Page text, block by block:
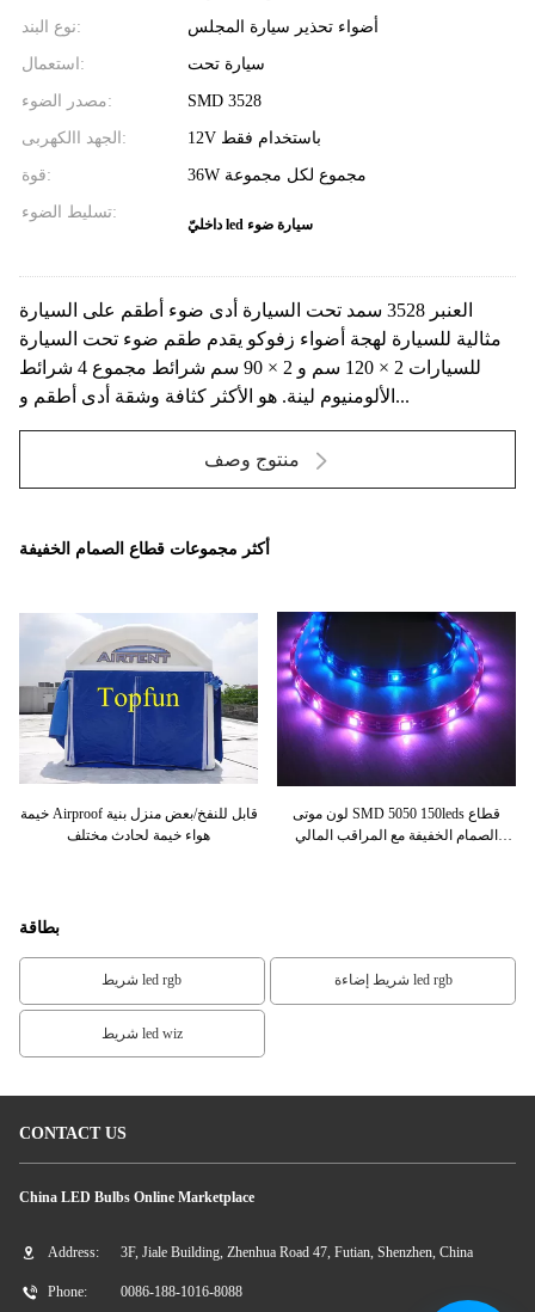
نوع البند: أضواء تحذير سيارة المجلس
استعمال: سيارة تحت
مصدر الضوء: SMD 3528
الجهد االكهربى: 12V باستخدام فقط
قوة: 36W مجموع لكل مجموعة
تسليط الضوء:
داخليّ led سيارة ضوء
العنبر 3528 سمد تحت السيارة أدى ضوء أطقم على السيارة
مثالية للسيارة لهجة أضواء زفوكو يقدم طقم ضوء تحت السيارة
للسيارات 2 × 120 سم و 2 × 90 سم شرائط مجموع 4 شرائط
الألومنيوم لينة. هو الأكثر كثافة وشقة أدى أطقم و...
منتوج وصف
أكثر مجموعات قطاع الصمام الخفيفة
خيمة Airproof قابل للنفخ/بعض منزل بنية
هواء خيمة لحادث مختلف
لون موتى SMD 5050 150leds قطاع
الصمام الخفيفة مع المراقب المالي
بطاقة
شريط led rgb شريط إضاءة led rgb
شريط led wiz
CONTACT US
China LED Bulbs Online Marketplace
Address: 3F, Jiale Building, Zhenhua Road 47, Futian, Shenzhen, China
Phone: 0086-188-1016-8088